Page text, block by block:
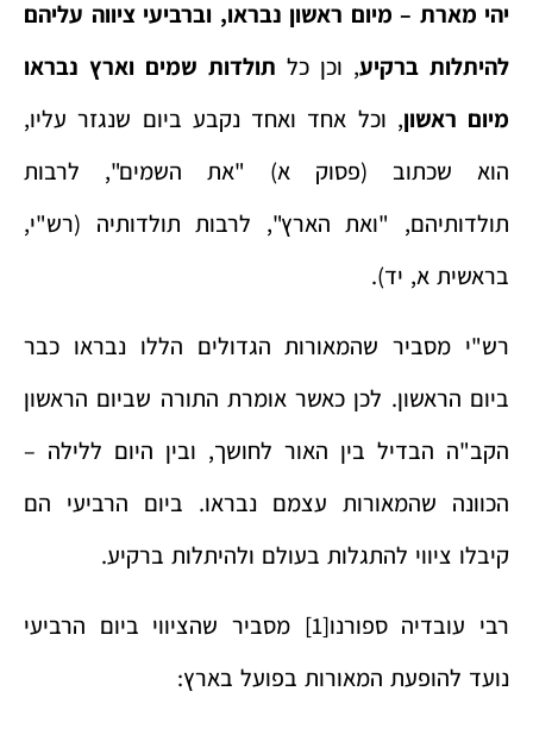
יהי מארת – מיום ראשון נבראו, וברביעי ציווה עליהם
להיתלות ברקיע, וכן כל תולדות שמים וארץ נבראו
מיום ראשון, וכל אחד ואחד נקבע ביום שנגזר עליו,
הוא שכתוב (פסוק א) "את השמים", לרבות
תולדותיהם, "ואת הארץ", לרבות תולדותיה (רש"י,
בראשית א, יד).
רש"י מסביר שהמאורות הגדולים הללו נבראו כבר
ביום הראשון. לכן כאשר אומרת התורה שביום הראשון
הקב"ה הבדיל בין האור לחושך, ובין היום ללילה –
הכוונה שהמאורות עצמם נבראו. ביום הרביעי הם
קיבלו ציווי להתגלות בעולם ולהיתלות ברקיע.
רבי עובדיה ספורנו[1]
מסביר שהציווי ביום הרביעי
נועד להופעת המאורות בפועל בארץ: